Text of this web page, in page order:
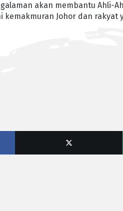
akan membantu Ahli-
kemakmuran Johor dan rakyat